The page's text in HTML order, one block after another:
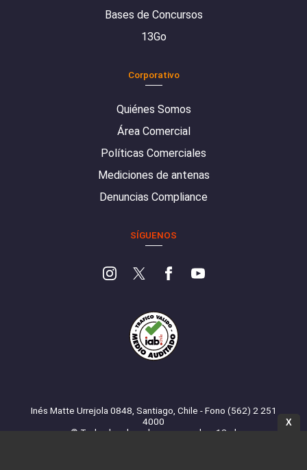
Bases de Concursos
13Go
Corporativo
Quiénes Somos
Área Comercial
Políticas Comerciales
Mediciones de antenas
Denuncias Compliance
SÍGUENOS
Inés Matte Urrejola 0848, Santiago, Chile - Fono (562) 2 251
4000
© Todos los derechos reservados. 13.cl
X